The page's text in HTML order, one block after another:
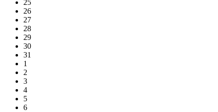
25
26
27
28
29
30
31
1
2
3
4
5
6